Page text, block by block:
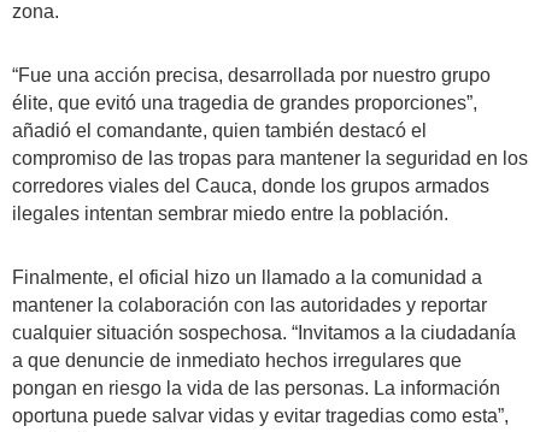
zona.
“Fue una acción precisa, desarrollada por nuestro grupo
élite, que evitó una tragedia de grandes proporciones”,
añadió el comandante, quien también destacó el
compromiso de las tropas para mantener la seguridad en los
corredores viales del Cauca, donde los grupos armados
ilegales intentan sembrar miedo entre la población.
Finalmente, el oficial hizo un llamado a la comunidad a
mantener la colaboración con las autoridades y reportar
cualquier situación sospechosa. “Invitamos a la ciudadanía
a que denuncie de inmediato hechos irregulares que
pongan en riesgo la vida de las personas. La información
oportuna puede salvar vidas y evitar tragedias como esta”,